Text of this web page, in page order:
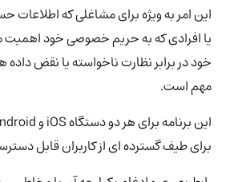
این امر به ویژه برای مشاغلی که
یا افرادی که به حریم خصوصی خود اهمیت
خود در برابر نظارت ناخواسته یا نقض
مهم است.
برای طیف گسترده ای از کاربران قابل